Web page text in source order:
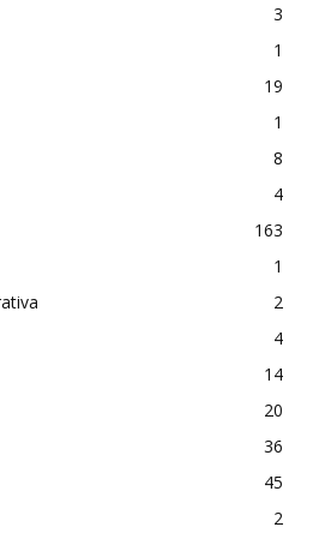
3
1
19
1
8
4
163
1
2
4
14
20
36
45
2